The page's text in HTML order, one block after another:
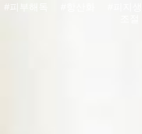
#피부해독